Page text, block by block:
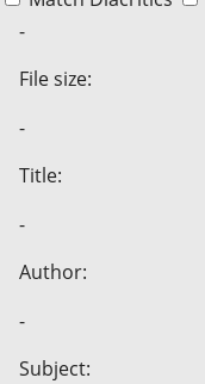
-
File size:
-
Title:
-
Author:
-
Subject: